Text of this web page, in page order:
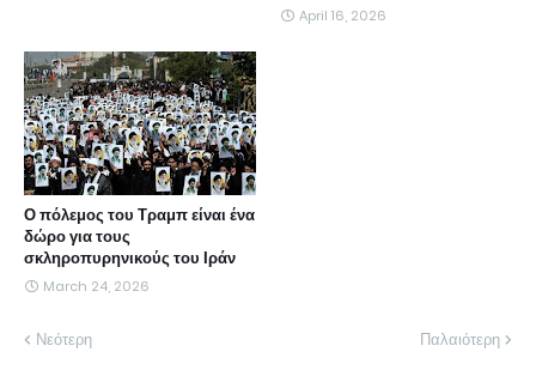
April 16, 2026
Ο πόλεμος του Τραμπ είναι ένα
δώρο για τους
σκληροπυρηνικούς του Ιράν
March 24, 2026
Νεότερη Παλαιότερη